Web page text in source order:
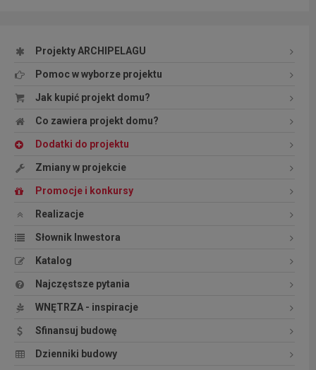
Projekty ARCHIPELAGU
Pomoc w wyborze projektu
Jak kupić projekt domu?
Co zawiera projekt domu?
Dodatki do projektu
Zmiany w projekcie
Promocje i konkursy
Realizacje
Słownik Inwestora
Katalog
Najczęstsze pytania
WNĘTRZA - inspiracje
Sfinansuj budowę
Dzienniki budowy